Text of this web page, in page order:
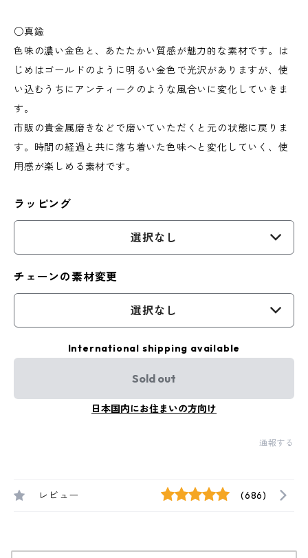
○真鍮
色味の濃い金色と、あたたかい質感が魅力的な素材です。は
じめはゴールドのように明るい金色で光沢がありますが、使
い込むうちにアンティークのような風合いに変化していきま
す。
市販の貴金属磨きなどで磨いていただくと元の状態に戻りま
す。時間の経過と共に落ち着いた色味へと変化していく、使
用感が楽しめる素材です。
ラッピング
選択なし
チェーンの素材変更
選択なし
International shipping available
Sold out
日本国内にお住まいの方向け
通報する
レビュー (686)